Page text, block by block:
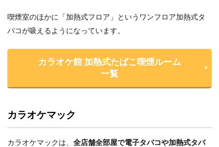
喫煙室のほかに「加熱式フロア」というワンフロア加熱式タ
バコが吸えるようになっています。
カラオケ館 加熱式たばこ喫煙ルーム
一覧
カラオケマック
カラオケマックは、 全店舗全部屋で電子タバコや加熱式タバ